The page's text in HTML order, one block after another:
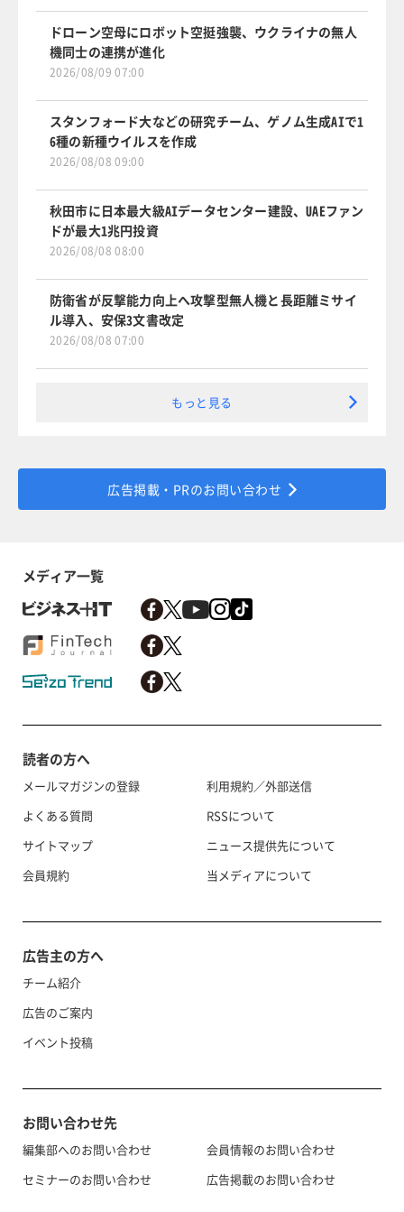
ドローン空母にロボット空挺強襲、ウクライナの無人
機同士の連携が進化
2026/08/09 07:00
スタンフォード大などの研究チーム、ゲノム生成AIで1
6種の新種ウイルスを作成
2026/08/08 09:00
秋田市に日本最大級AIデータセンター建設、UAEファン
ドが最大1兆円投資
2026/08/08 08:00
防衛省が反撃能力向上へ攻撃型無人機と長距離ミサイ
ル導入、安保3文書改定
2026/08/08 07:00
もっと見る
広告掲載・PRのお問い合わせ
メディア一覧
読者の方へ
メールマガジンの登録
よくある質問
サイトマップ
会員規約
利用規約／外部送信
RSSについて
ニュース提供先について
当メディアについて
広告主の方へ
チーム紹介
広告のご案内
イベント投稿
お問い合わせ先
編集部へのお問い合わせ
セミナーのお問い合わせ
会員情報のお問い合わせ
広告掲載のお問い合わせ